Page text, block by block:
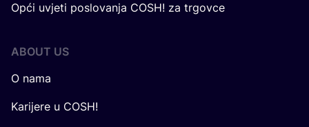
Opći uvjeti poslovanja COSH! za trgovce
ABOUT US
O nama
Karijere u COSH!